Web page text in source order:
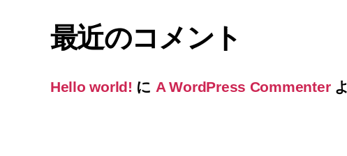
最近のコメント
Hello world! に A WordPress Commenter